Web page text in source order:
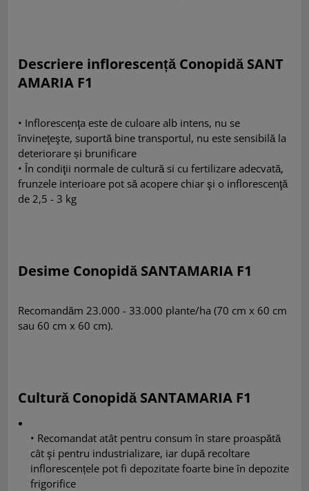
Descriere inflorescențăConopidă SANT
AMARIA F1
• Inflorescenţa este de culoare alb intens, nu se
învineţeşte, suportă bine transportul, nu este sensibilă la
deteriorare și brunificare
• În condiţii normale de cultură si cu fertilizare adecvată,
frunzele interioare pot să acopere chiar şi o inflorescenţă
de 2,5 - 3 kg
Desime Conopidă SANTAMARIA F1
Recomandăm 23.000 - 33.000 plante/ha (70 cm x 60 cm
sau 60 cm x 60 cm).
CulturăConopidă SANTAMARIA F1
• Recomandat atât pentru consum în stare proaspătă
cât şi pentru industrializare, iar după recoltare
inflorescențele pot fi depozitate foarte bine în depozite
frigorifice